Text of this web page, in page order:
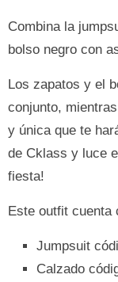
Combina la
bolso negro con
Los zapatos y el
conjunto,
y única que te
de Cklass y luce
fiesta!
Este outfit cuenta
Jumpsuit
Calzado